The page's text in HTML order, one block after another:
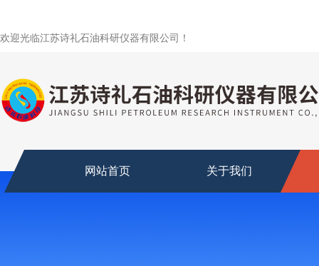
欢迎光临江苏诗礼石油科研仪器有限公司！
网站首页 关于我们